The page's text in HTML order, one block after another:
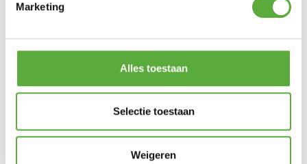
Marketing
Alles toestaan
Selectie toestaan
Weigeren
Parasolhoes Middenstok Platinum AeroCover
215×30/40cm
€32,95